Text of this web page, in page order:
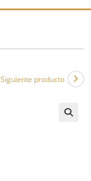
Siguiente producto